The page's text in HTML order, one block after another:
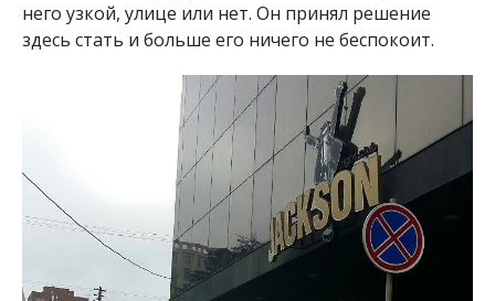
него узкой, улице или нет. Он принял решение
здесь стать и больше его ничего не беспокоит.